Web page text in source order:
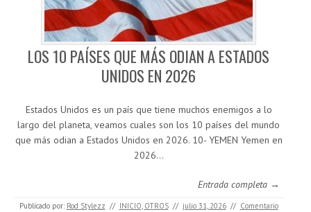
LOS 10 PAÍSES QUE MÁS ODIAN A ESTADOS
UNIDOS EN 2026
Estados Unidos es un país que tiene muchos enemigos a lo
largo del planeta, veamos cuales son los 10 países del mundo
que más odian a Estados Unidos en 2026. 10- YEMEN Yemen en
2026…
Entrada completa →
Publicado por: Rod Stylezz // INICIO, OTROS // julio 31, 2026 // Comentario